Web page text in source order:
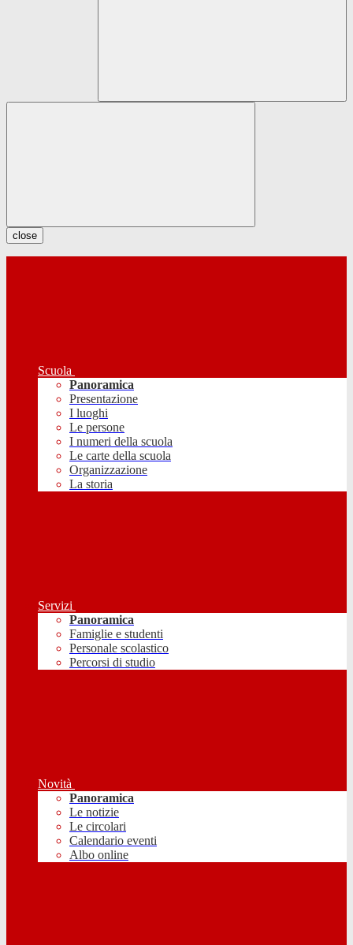
close
Scuola
Panoramica
Presentazione
I luoghi
Le persone
I numeri della scuola
Le carte della scuola
Organizzazione
La storia
Servizi
Panoramica
Famiglie e studenti
Personale scolastico
Percorsi di studio
Novità
Panoramica
Le notizie
Le circolari
Calendario eventi
Albo online